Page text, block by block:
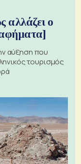
αλλάζει ο
αύξηση που
τουρισμός